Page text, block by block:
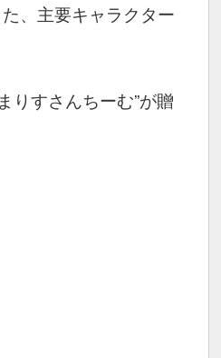
、主要キャラクター
りすさんちーむ”が贈